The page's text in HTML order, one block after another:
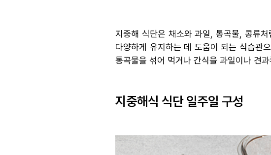
지중해 식단은 채소와 과일, 통곡물, 콩류처
다양하게 유지하는 데 도움이 되는 식습관
통곡물을 섞어 먹거나 간식을 과일이나 견
지중해식 식단 일주일 구성